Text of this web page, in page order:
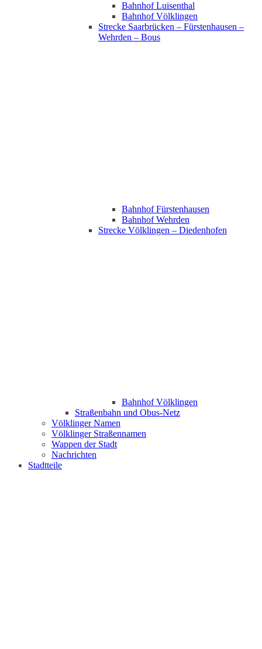
Bahnhof Luisenthal
Bahnhof Völklingen
Strecke Saarbrücken – Fürstenhausen –
Wehrden – Bous
Bahnhof Fürstenhausen
Bahnhof Wehrden
Strecke Völklingen – Diedenhofen
Bahnhof Völklingen
Straßenbahn und Obus-Netz
Völklinger Namen
Völklinger Straßennamen
Wappen der Stadt
Nachrichten
Stadtteile